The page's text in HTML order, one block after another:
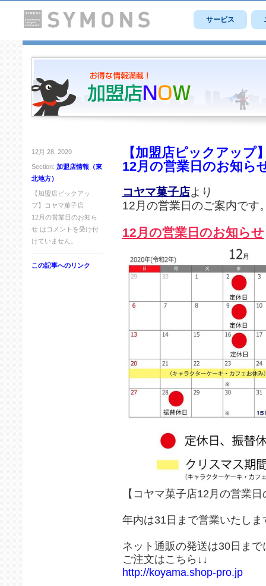
サービス
12月 28, 2020
Section: 加盟店情報（東
北地方）
【加盟店ピックアッ
プ】コヤマ菓子店
12月の営業日のお知ら
せ は コメントを受け付
けていません。
この記事へのリンク
【加盟店ピックアップ
12月の営業日のお知ら
コヤマ菓子店より
12月の営業日のご案内です
12月の営業日のお知らせ
【コヤマ菓子店12月の営業
年内は31日まで営業いたしま
ネット通販の発送は30日まで
ご注文はこちら↓↓
http://koyama.shop-pro.jp